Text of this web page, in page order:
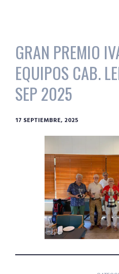
GRAN PREMIO
EQUIPOS CAB.
SEP 2025
17 SEPTIEMBRE, 2025